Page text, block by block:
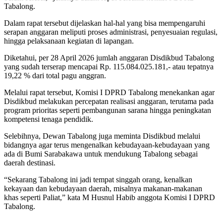
Tabalong.
Dalam rapat tersebut dijelaskan hal-hal yang bisa mempengaruhi
serapan anggaran meliputi proses administrasi, penyesuaian regulasi,
hingga pelaksanaan kegiatan di lapangan.
Diketahui, per 28 April 2026 jumlah anggaran Disdikbud Tabalong
yang sudah terserap mencapai Rp. 115.084.025.181,- atau tepatnya
19,22 % dari total pagu anggran.
Melalui rapat tersebut, Komisi I DPRD Tabalong menekankan agar
Disdikbud melakukan percepatan realisasi anggaran, terutama pada
program prioritas seperti pembangunan sarana hingga peningkatan
kompetensi tenaga pendidik.
Selebihnya, Dewan Tabalong juga meminta Disdikbud melalui
bidangnya agar terus mengenalkan kebudayaan-kebudayaan yang
ada di Bumi Sarabakawa untuk mendukung Tabalong sebagai
daerah destinasi.
“Sekarang Tabalong ini jadi tempat singgah orang, kenalkan
kekayaan dan kebudayaan daerah, misalnya makanan-makanan
khas seperti Paliat,” kata M Husnul Habib anggota Komisi I DPRD
Tabalong.